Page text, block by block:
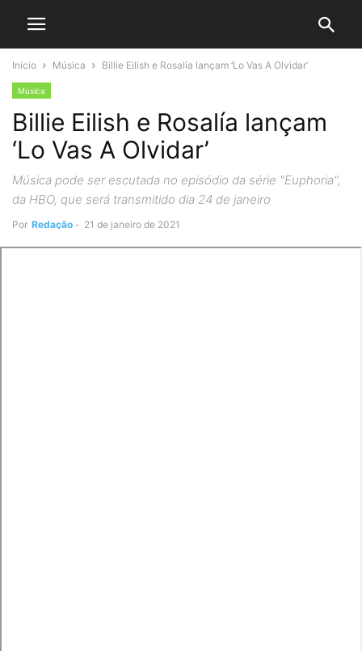
Início Música Billie Eilish e Rosalía lançam ‘Lo Vas A Olvidar’
Música
Billie Eilish e Rosalía lançam
‘Lo Vas A Olvidar’
Música pode ser escutada no episódio da série "Euphoria",
da HBO, que será transmitido dia 24 de janeiro
Por Redação - 21 de janeiro de 2021